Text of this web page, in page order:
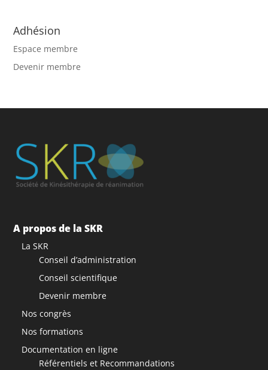
Adhésion
Espace membre
Devenir membre
A propos de la SKR
La SKR
Conseil d’administration
Conseil scientifique
Devenir membre
Nos congrès
Nos formations
Documentation en ligne
Référentiels et Recommandations